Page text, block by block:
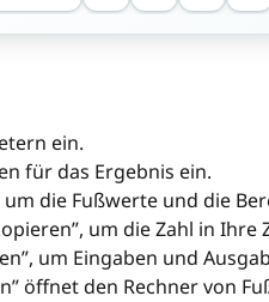
ein.
für das Ergebnis ein.
um die Fußwerte und die
um die Zahl in
um Eingaben und
öffnet den Rechner von